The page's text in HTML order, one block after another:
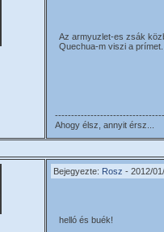
Az armyuzlet-es zsák
Quechua-m viszi a
Ahogy élsz, annyit érsz...
Bejegyezte: Rosz - 2012/
helló és buék!